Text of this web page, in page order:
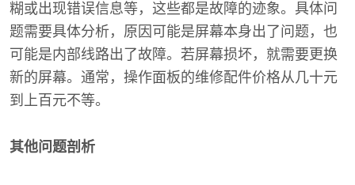
糊或出现错误信息等，这些都是故障的迹象。具体问
题需要具体分析，原因可能是屏幕本身出了问题，也
可能是内部线路出了故障。若屏幕损坏，就需要更换
新的屏幕。通常，操作面板的维修配件价格从几十元
到上百元不等。
其他问题剖析